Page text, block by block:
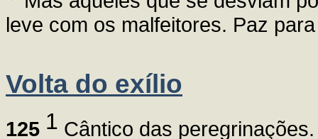
leve com os malfeitores. Paz
Volta do exílio
125 1 Cântico das